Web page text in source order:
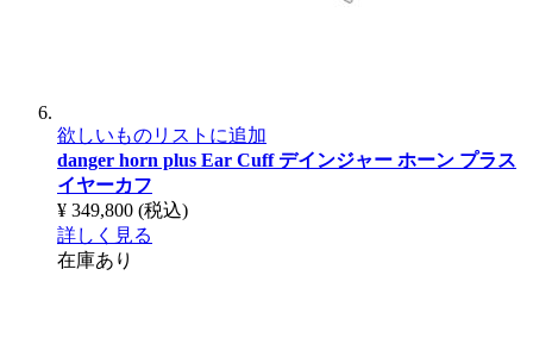
欲しいものリストに追加
danger horn plus Ear Cuffデインジャー ホーン プラス
イヤーカフ
¥ 349,800 (税込)
詳しく見る
在庫あり